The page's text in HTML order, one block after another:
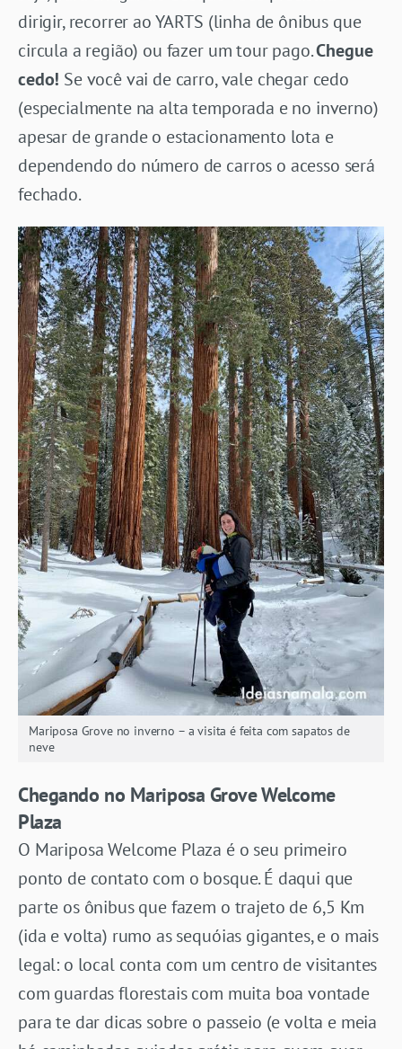
dirigir, recorrer ao YARTS (linha de ônibus que
circula a região) ou fazer um tour pago.Chegue
cedo! Se você vai de carro, vale chegar cedo
(especialmente na alta temporada e no inverno)
apesar de grande o estacionamento lota e
dependendo do número de carros o acesso será
fechado.
Mariposa Grove no inverno – a visita é feita com sapatos de
neve
Chegando no Mariposa Grove Welcome
Plaza
O Mariposa Welcome Plaza é o seu primeiro
ponto de contato com o bosque. É daqui que
parte os ônibus que fazem o trajeto de 6,5 Km
(ida e volta) rumo as sequóias gigantes, e o mais
legal: o local conta com um centro de visitantes
com guardas florestais com muita boa vontade
para te dar dicas sobre o passeio (e volta e meia